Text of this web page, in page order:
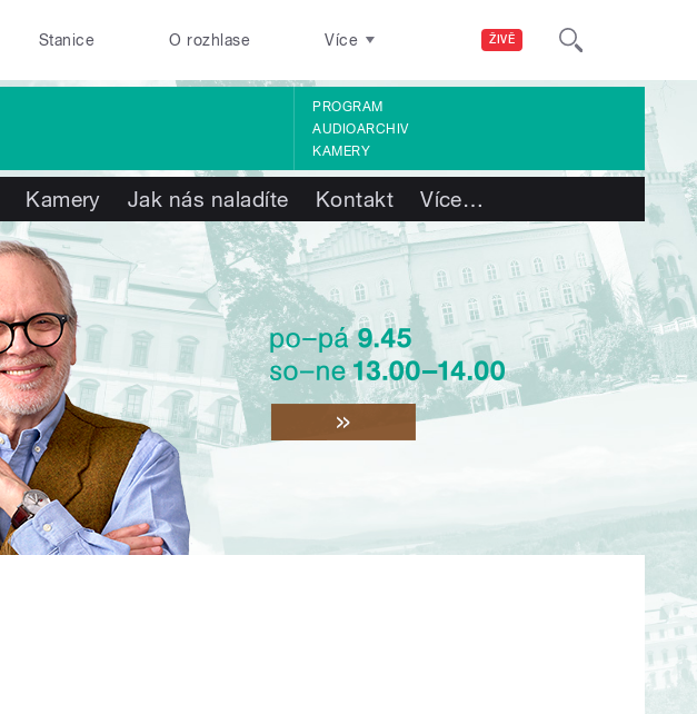
ŽIVĚ
Stanice O rozhlase Více
PROGRAM
AUDIOARCHIV
KAMERY
Kamery Jak nás naladíte Kontakt Více…